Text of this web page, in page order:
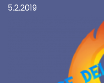
5.2.2019